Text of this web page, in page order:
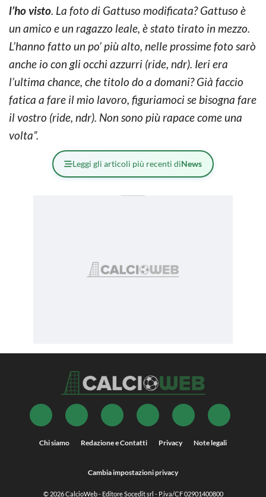
l’ho visto. La foto di Gattuso modificata? Gattuso è
un amico e un ragazzo leale, è stato tirato in mezzo.
L’hanno fatto un po’ più alto, nelle prossime foto sarò
anche io con gli occhi azzurri (ride, ndr). Ieri era
l’ultima chance, che titolo do a domani? Già faccio
fatica a fare il mio lavoro, figuriamoci se bisogna fare
il vostro (ride, ndr). Non sono più rapace come una
volta”.
Leggi gli articoli più recenti diNews
Chi siamo Redazione e Contatti Privacy Note legali
Cambia impostazioni privacy
© 2026CalcioWeb- Editore Socedit srl - P.iva/CF 02901400800